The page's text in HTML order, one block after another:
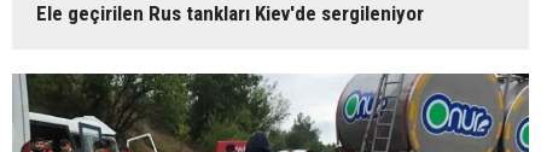
Ele geçirilen Rus tankları Kiev'de sergileniyor